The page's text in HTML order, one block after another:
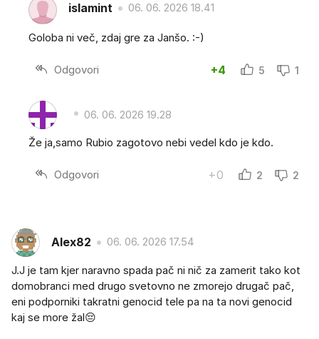
islamint 06. 06. 2026 18.41
Goloba ni več, zdaj gre za Janšo. :-)
Odgovori +4 5 1
06. 06. 2026 19.28
Že ja,samo Rubio zagotovo nebi vedel kdo je kdo.
Odgovori +0 2 2
Alex82 06. 06. 2026 17.54
J.J je tam kjer naravno spada pač ni nič za zamerit tako kot
domobranci med drugo svetovno ne zmorejo drugač pač,
eni podporniki takratni genocid tele pa na ta novi genocid
kaj se more žal😔